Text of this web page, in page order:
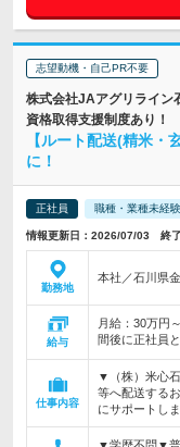
志望動機・自己PR不要
株式会社JAアグリライ
資格取得支援制度あり！
【ルート配送(精米
に！
正社員 職種・業種未経
情報更新日：2026/07/03 終
勤務地
本社／石川県
給与
月給：30万円
間後に正社員
仕事内容
▼（株）米心
等へ配送する
にサポートしま